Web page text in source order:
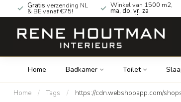
Gratis verzending NL
& BE vanaf €75!
Winkel van 1500 m2,
ma, do, vr, za
geopend!
Home Badkamer Toilet
Home / Tags / https://cdn.webshopapp.com/